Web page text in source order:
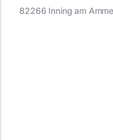
82266 Inning am